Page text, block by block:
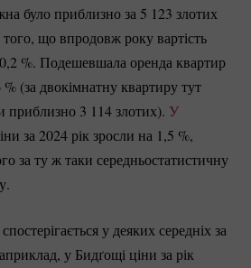
було приблизно за 5 123 злотих
що впродовж року вартість
2 %. Подешевшала оренда квартир
% (за двокімнатну квартиру тут
приблизно 3 114 злотих). У
за 2024 рік зросли на 1,5 %,
за ту ж таки середньостатистичну
у деяких середніх за
у Бидґощі ціни за рік